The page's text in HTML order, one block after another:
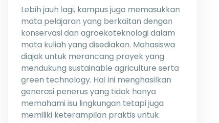
Lebih jauh lagi, kampus juga memasukkan
mata pelajaran yang berkaitan dengan
konservasi dan agroekoteknologi dalam
mata kuliah yang disediakan. Mahasiswa
diajak untuk merancang proyek yang
mendukung sustainable agriculture serta
green technology. Hal ini menghasilkan
generasi penerus yang tidak hanya
memahami isu lingkungan tetapi juga
memiliki keterampilan praktis untuk